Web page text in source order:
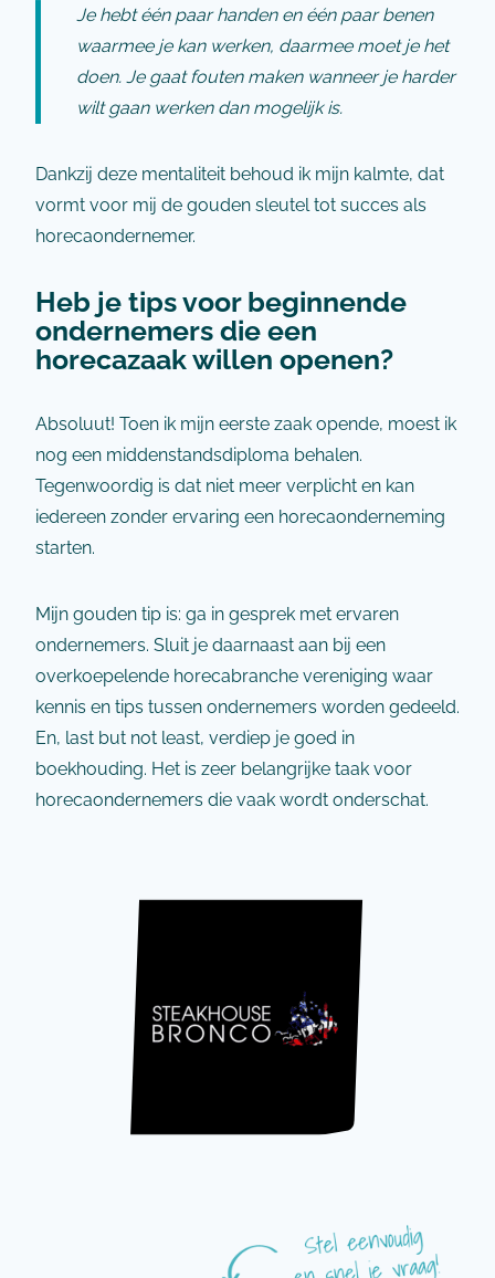
Je hebt één paar handen en één paar benen
waarmee je kan werken, daarmee moet je het
doen. Je gaat fouten maken wanneer je harder
wilt gaan werken dan mogelijk is.
Dankzij deze mentaliteit behoud ik mijn kalmte, dat
vormt voor mij de gouden sleutel tot succes als
horecaondernemer.
Heb je tips voor beginnende
ondernemers die een
horecazaak willen openen?
Absoluut! Toen ik mijn eerste zaak opende, moest ik
nog een middenstandsdiploma behalen.
Tegenwoordig is dat niet meer verplicht en kan
iedereen zonder ervaring een horecaonderneming
starten.
Mijn gouden tip is: ga in gesprek met ervaren
ondernemers. Sluit je daarnaast aan bij een
overkoepelende horecabranche vereniging waar
kennis en tips tussen ondernemers worden gedeeld.
En, last but not least, verdiep je goed in
boekhouding. Het is zeer belangrijke taak voor
horecaondernemers die vaak wordt onderschat.